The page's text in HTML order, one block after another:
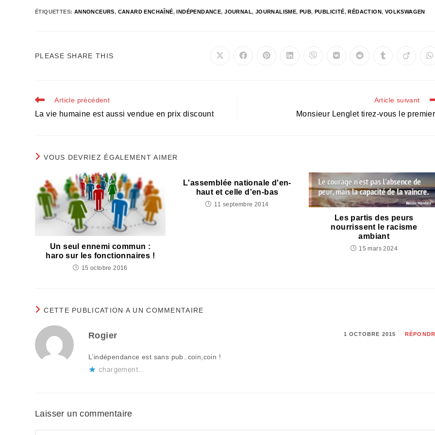
ÉTIQUETTES: ANNONCEURS, CANARD ENCHAÎNÉ, INDÉPENDANCE, JOURNAL, JOURNALISME, PUB, PUBLICITÉ, RÉDACTION, VOLKSWAGEN
PLEASE SHARE THIS
Ouvrir
Ouvrir
Ouvrir
Ouvrir
Ouvrir
Ouvrir
Ouvrir
Ouvrir
Ouvrir
Read
more
Article précédent
La vie humaine est aussi vendue en prix discount
Article suivant
Monsieur Lenglet tirez-vous le
VOUS DEVRIEZ ÉGALEMENT AIMER
Un seul ennemi commun :
haro sur les fonctionnaires !
15 octobre 2016
L'assemblée nationale d'en-
haut et celle d'en-bas
11 septembre 2014
Les partis des peurs
nourrissent le racisme
ambiant
15 mars 2024
CETTE PUBLICATION A UN COMMENTAIRE
Rogier 1 OCTOBRE 2015
L’indépendance est sans pub..coin,coin !
chargement…
Laisser un commentaire